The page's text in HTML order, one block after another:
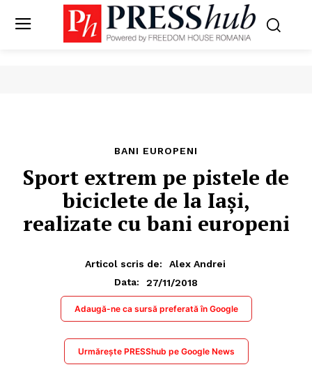
BANI EUROPENI
Sport extrem pe pistele de
biciclete de la Iași,
realizate cu bani europeni
Articol scris de:
Alex Andrei
Data:
27/11/2018
Adaugă-ne ca sursă preferată în Google
Urmărește PRESShub pe Google News